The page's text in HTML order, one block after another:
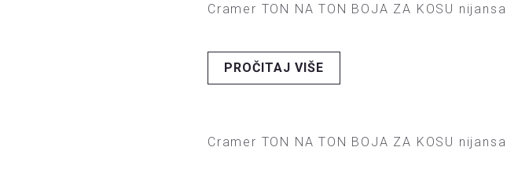
Cramer TON NA TON BOJA ZA KOSU
PROČITAJ VIŠE
Cramer TON NA TON BOJA ZA KOSU